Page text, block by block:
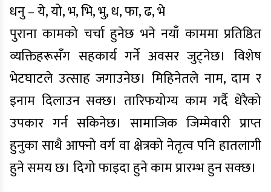
धनु – ये, यो, भ, भि, भु, ध, फा, ढ, भे
पुराना कामको चर्चा हुनेछ भने नयाँ काममा प्रतिष्ठित
व्यक्तिहरूसँग सहकार्य गर्ने अवसर जुट्नेछ। विशेष
भेटघाटले उत्साह जगाउनेछ। मिहिनेतले नाम, दाम र
इनाम दिलाउन सक्छ। तारिफयोग्य काम गर्दै धेरैको
उपकार गर्न सकिनेछ। सामाजिक जिम्मेवारी प्राप्त
हुनुका साथै आफ्नो वर्ग वा क्षेत्रको नेतृत्व पनि हातलागी
हुने समय छ। दिगो फाइदा हुने काम प्रारम्भ हुन सक्छ।